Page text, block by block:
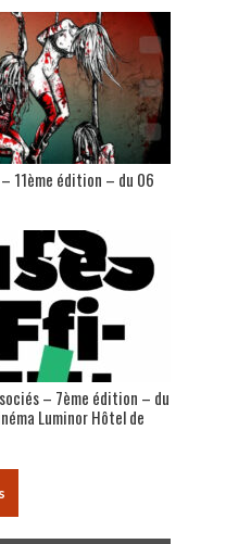
11ème édition – du 06
– 7ème édition – du
Luminor Hôtel de